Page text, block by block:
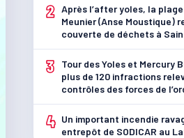
2 Après l’after yoles, la plage
Meunier (Anse Moustique)
couverte de déchets à
3
Tour des Yoles et Mercury
plus de 120 infractions
contrôles des forces de
4 Un important incendie
entrepôt de SODICAR au